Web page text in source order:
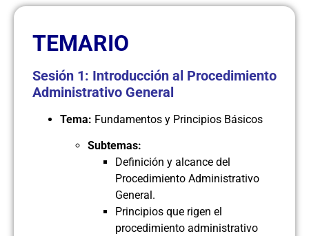
TEMARIO
Sesión 1: Introducción al Procedimiento
Administrativo General
Tema: Fundamentos y Principios Básicos
Subtemas:
Definición y alcance del
Procedimiento Administrativo
General.
Principios que rigen el
procedimiento administrativo